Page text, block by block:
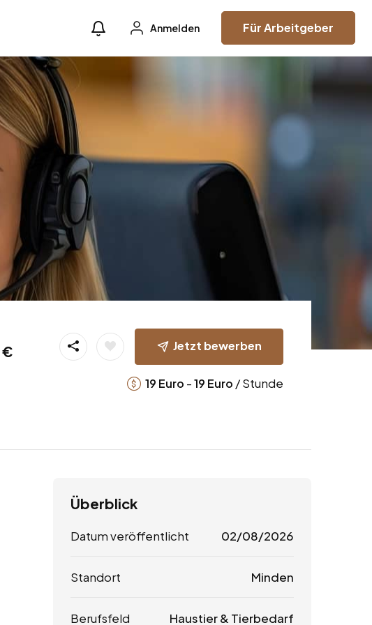
Anmelden Für Arbeitgeber
€
Jetzt bewerben
19 Euro -19 Euro / Stunde
Überblick
Datum veröffentlicht 02/08/2026
Standort Minden
Berufsfeld Haustier & Tierbedarf